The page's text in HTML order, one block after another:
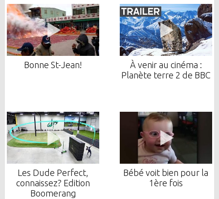
Bonne St-Jean!
À venir au cinéma :
Planète terre 2 de BBC
Les Dude Perfect,
connaissez? Edition
Boomerang
Bébé voit bien pour la
1ère fois